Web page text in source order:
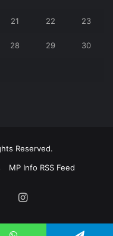
21 22 23
28 29 30
Reserved.
MP Info RSS Feed
Instagram